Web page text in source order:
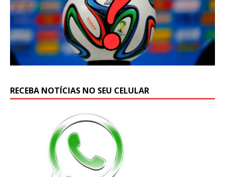
RECEBA NOTÍCIAS NO SEU CELULAR